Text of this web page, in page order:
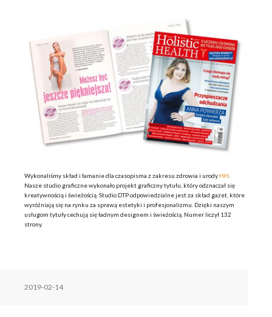
Wykonaliśmy skład i łamanie dla czasopisma z zakresu zdrowia i urodyHH
Nasze studio graficzne wykonało projekt graficzny tytułu, który odznaczał się
kreatywnością i świeżością. Studio DTP odpowiedzialne jest za skład gazet, które
wyróżniają się na rynku za sprawą estetyki i profesjonalizmu. Dzięki naszym
usługom tytuły cechują się ładnym designem i świeżością. Numer liczył 132
strony.
2019-02-14